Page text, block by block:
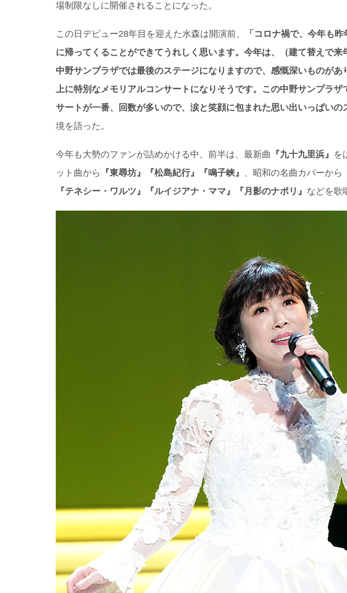
場制限なしに開催されることになった。
この日デビュー28年目を迎えた水森は開演前、
「コロナ禍で、今年も
に帰ってくることができてうれしく思います。今年は、（建て替えで来
中野サンプラザでは最後のステージになりますので、感慨深いものがあ
上に特別なメモリアルコンサートになりそうです。この中野サンプラザ
サートが一番、回数が多いので、涙と笑顔に包まれた思い出いっぱいの
境を語った。
今年も大勢のファンが詰めかける中、前半は、最新曲 『九十九里浜』 を
ット曲から
『東尋坊』『松島紀行』『鳴子峡』 、昭和の名曲カバーから
『テネシー・ワルツ』『ルイジアナ・ママ』『月影のナポリ』 などを歌